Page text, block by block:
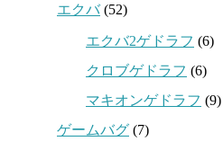
エクバ(52)
エクバ2ゲドラフ (6)
クロブゲドラフ (6)
マキオンゲドラフ (9)
ゲームバグ (7)